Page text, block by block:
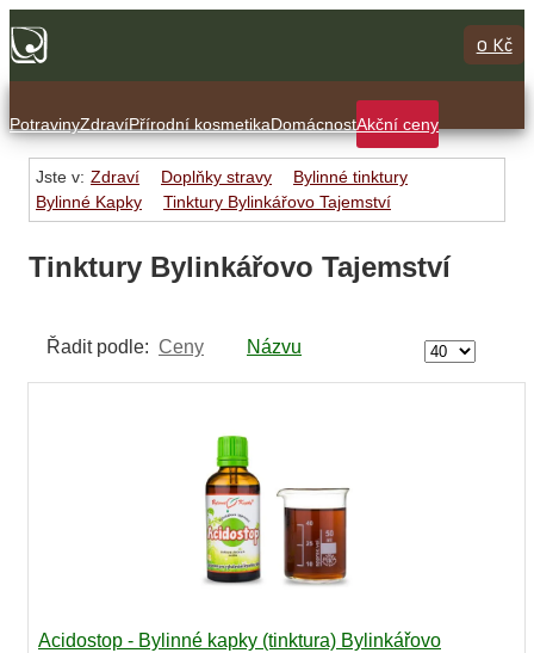
0 Kč
PotravinyZdravíPřírodní kosmetikaDomácnostAkční ceny
Jste v: Zdraví Doplňky stravy
Bylinné tinktury
Bylinné Kapky
Tinktury Bylinkářovo Tajemství
Tinktury Bylinkářovo Tajemství
Řadit podle: Ceny Názvu
Acidostop - Bylinné kapky (tinktura) Bylinkářovo